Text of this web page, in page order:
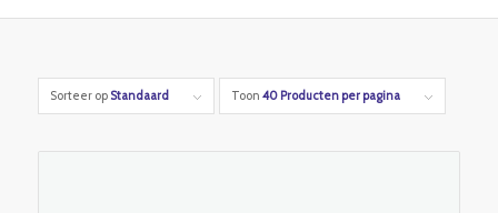
Sorteer op Standaard Toon 40 Producten per pagina